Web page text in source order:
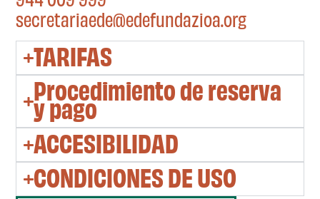
secretariaede@edefundazioa.org
TARIFAS
Procedimiento de reserva
y pago
ACCESIBILIDAD
CONDICIONES DE USO